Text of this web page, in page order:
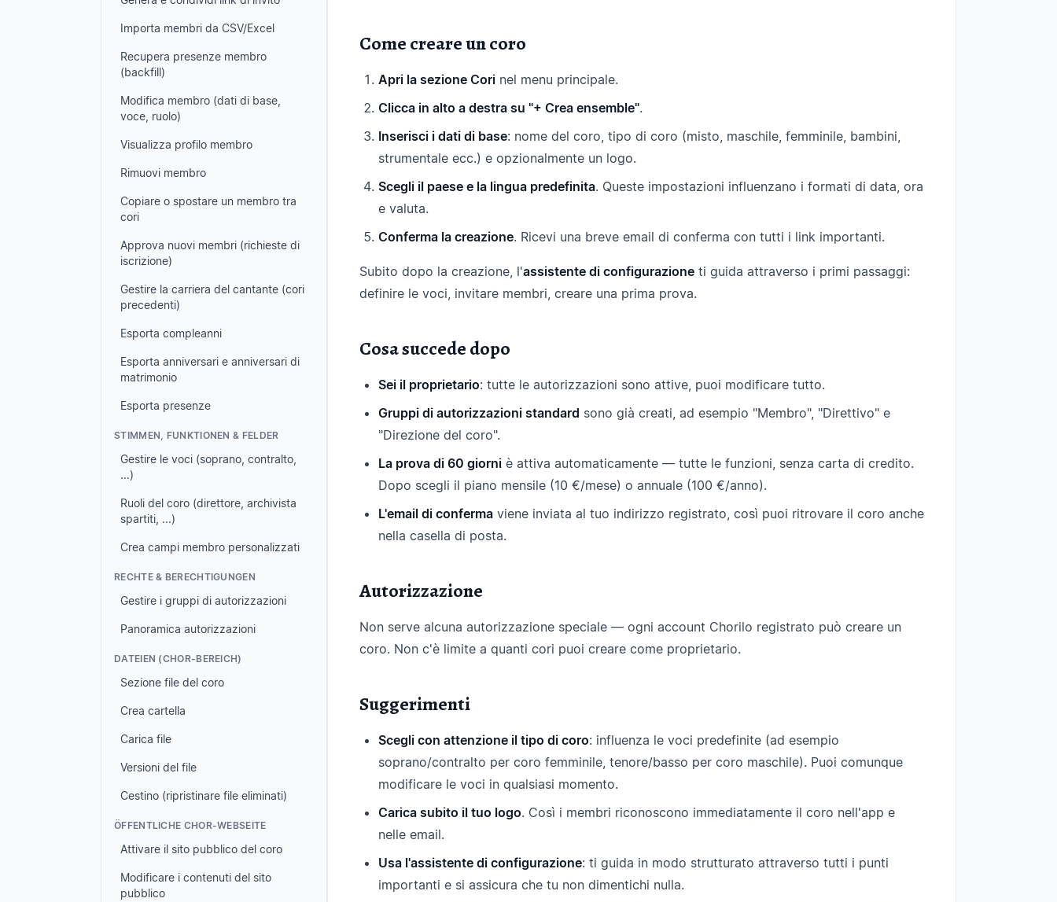
Importa membri da CSV/Excel
Recupera presenze membro
(backfill)
Modifica membro (dati di base,
voce, ruolo)
Visualizza profilo membro
Rimuovi membro
Copiare o spostare un membro tra
cori
Approva nuovi membri (richieste di
iscrizione)
Gestire la carriera del cantante (cori
precedenti)
Esporta compleanni
Esporta anniversari e anniversari di
matrimonio
Esporta presenze
STIMMEN, FUNKTIONEN & FELDER
Gestire le voci (soprano, contralto,
...)
Ruoli del coro (direttore, archivista
spartiti, ...)
Crea campi membro personalizzati
RECHTE & BERECHTIGUNGEN
Gestire i gruppi di autorizzazioni
Panoramica autorizzazioni
DATEIEN (CHOR-BEREICH)
Sezione file del coro
Crea cartella
Carica file
Versioni del file
Cestino (ripristinare file eliminati)
ÖFFENTLICHE CHOR-WEBSEITE
Attivare il sito pubblico del coro
Modificare i contenuti del sito
pubblico
Come creare un coro
Apri la sezione Cori nel menu principale.
Clicca in alto a destra su "+ Crea ensemble".
Inserisci i dati di base: nome del coro, tipo di coro (misto, maschile, femminile, bambini,
strumentale ecc.) e opzionalmente un logo.
Scegli il paese e la lingua predefinita. Queste impostazioni influenzano i formati di data, ora
e valuta.
Conferma la creazione. Ricevi una breve email di conferma con tutti i link importanti.
Subito dopo la creazione, l'assistente di configurazione ti guida attraverso i primi passaggi:
definire le voci, invitare membri, creare una prima prova.
Cosa succede dopo
Sei il proprietario: tutte le autorizzazioni sono attive, puoi modificare tutto.
Gruppi di autorizzazioni standard sono già creati, ad esempio "Membro", "Direttivo" e
"Direzione del coro".
La prova di 60 giorni è attiva automaticamente — tutte le funzioni, senza carta di credito.
Dopo scegli il piano mensile (10 €/mese) o annuale (100 €/anno).
L'email di conferma viene inviata al tuo indirizzo registrato, così puoi ritrovare il coro anche
nella casella di posta.
Autorizzazione
Non serve alcuna autorizzazione speciale — ogni account Chorilo registrato può creare un
coro. Non c'è limite a quanti cori puoi creare come proprietario.
Suggerimenti
Scegli con attenzione il tipo di coro: influenza le voci predefinite (ad esempio
soprano/contralto per coro femminile, tenore/basso per coro maschile). Puoi comunque
modificare le voci in qualsiasi momento.
Carica subito il tuo logo. Così i membri riconoscono immediatamente il coro nell'app e
nelle email.
Usa l'assistente di configurazione: ti guida in modo strutturato attraverso tutti i punti
importanti e si assicura che tu non dimentichi nulla.